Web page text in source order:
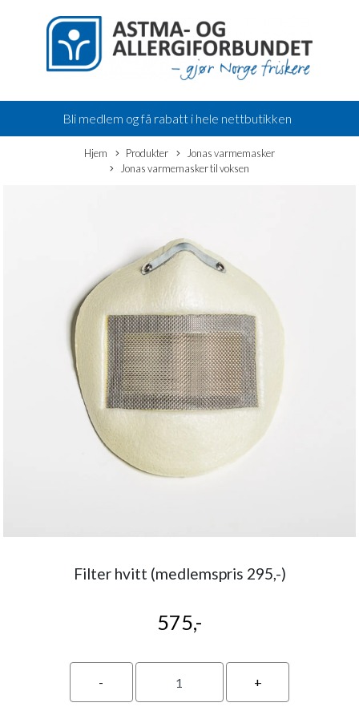
Bli medlem og få rabatt i hele nettbutikken
Hjem Produkter
Jonas varmemasker
Jonas varmemasker til voksen
Filter hvitt (medlemspris 295,-)
575,-